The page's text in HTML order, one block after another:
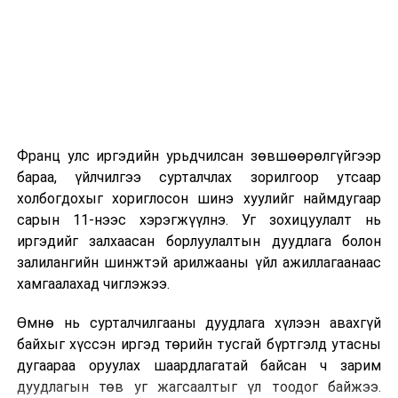
2026 оны 9 дүгээр сарын 13-наас оюутнуудыг
дотуур байранд оруулж эхэлнэ.
Сургууль, цэцэрлэгийн үйл ажиллагааны
зохицуулалт
2026 оны 8 дугаар сарын 17–28-ны өдрүүдэд
байранд элсэлт, бүртгэл болон бусад аливаа
арга хэмжээ зохион байгуулахгүй болно.
Франц улс иргэдийн урьдчилсан зөвшөөрөлгүйгээр
бараа, үйлчилгээ сурталчлах зорилгоор утсаар
холбогдохыг хориглосон шинэ хуулийг наймдугаар
сарын 11-нээс хэрэгжүүлнэ. Уг зохицуулалт нь
иргэдийг залхаасан борлуулалтын дуудлага болон
залилангийн шинжтэй арилжааны үйл ажиллагаанаас
хамгаалахад чиглэжээ.
Өмнө нь сурталчилгааны дуудлага хүлээн авахгүй
байхыг хүссэн иргэд төрийн тусгай бүртгэлд утасны
дугаараа оруулах шаардлагатай байсан ч зарим
дуудлагын төв уг жагсаалтыг үл тоодог байжээ.